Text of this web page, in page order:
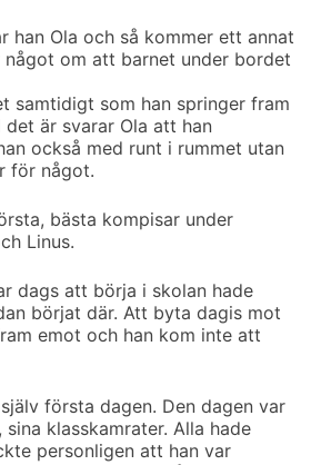
han Ola och så kommer ett annat
om att barnet under bordet
samtidigt som han springer fram
är svarar Ola att han
också med runt i rummet utan
för något.
bästa kompisar under
Linus.
dags att börja i skolan hade
börjat där. Att byta dagis mot
emot och han kom inte att
första dagen. Den dagen var
klasskamrater. Alla hade
personligen att han var